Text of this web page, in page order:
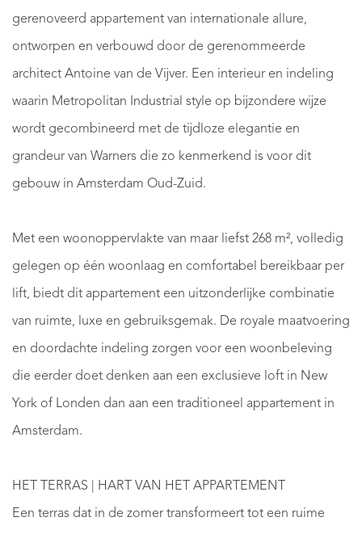
gerenoveerd appartement van internationale allure,
ontworpen en verbouwd door de gerenommeerde
architect Antoine van de Vijver. Een interieur en indeling
waarin Metropolitan Industrial style op bijzondere wijze
wordt gecombineerd met de tijdloze elegantie en
grandeur van Warners die zo kenmerkend is voor dit
gebouw in Amsterdam Oud-Zuid.
Met een woonoppervlakte van maar liefst 268 m², volledig
gelegen op één woonlaag en comfortabel bereikbaar per
lift, biedt dit appartement een uitzonderlijke combinatie
van ruimte, luxe en gebruiksgemak. De royale maatvoering
en doordachte indeling zorgen voor een woonbeleving
die eerder doet denken aan een exclusieve loft in New
York of Londen dan aan een traditioneel appartement in
Amsterdam.
HET TERRAS | HART VAN HET APPARTEMENT
Een terras dat in de zomer transformeert tot een ruime